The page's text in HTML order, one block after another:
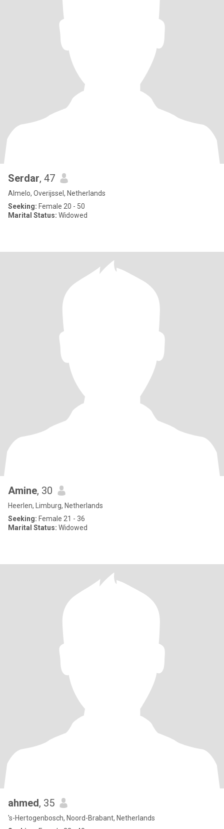
Serdar, 47
Almelo, Overijssel, Netherlands
Seeking: Female 20 - 50
Marital Status: Widowed
Amine, 30
Heerlen, Limburg, Netherlands
Seeking: Female 21 - 36
Marital Status: Widowed
ahmed, 35
's-Hertogenbosch, Noord-Brabant, Netherlands